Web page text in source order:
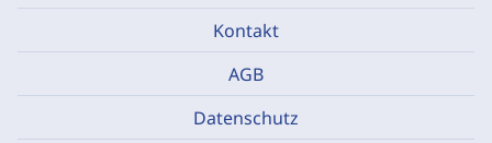
Kontakt
AGB
Datenschutz